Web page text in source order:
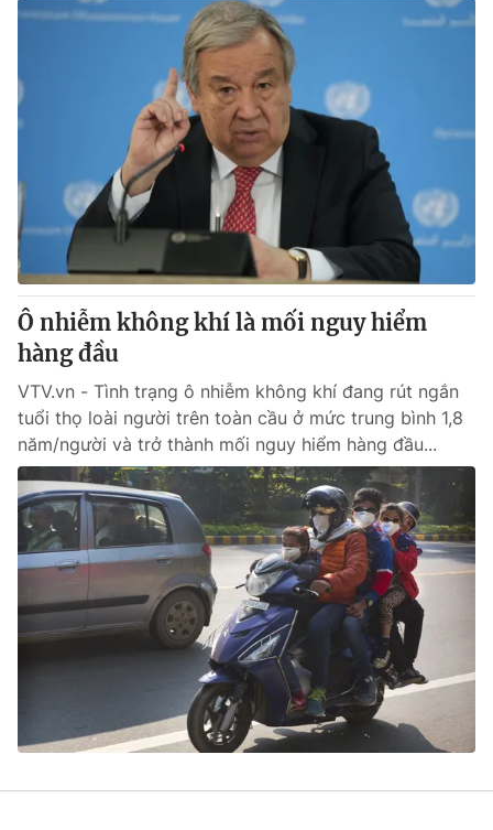
® Cấm sao chép dưới mọi hình thức nếu không có sự chấp
thuận bằng văn bản. Ghi rõ nguồn VTV.vn khi phát hành lại
thông tin từ website này.
Ô nhiễm không khí là mối nguy hiểm
hàng đầu
VTV.vn - Tình trạng ô nhiễm không khí đang rút ngắn
tuổi thọ loài người trên toàn cầu ở mức trung bình 1,8
năm/người và trở thành mối nguy hiểm hàng đầu...